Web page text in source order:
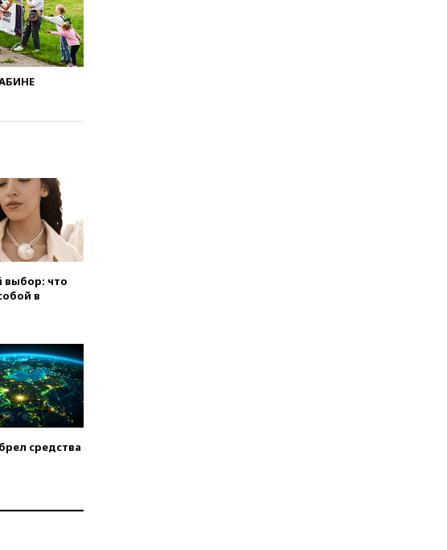
день
Россией
дрона в
Невзорову
зала в
США
и
Катерины
о ВС
и
что
в
средства